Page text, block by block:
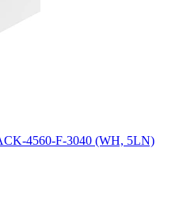
4560-F-3040 (WH, 5LN)